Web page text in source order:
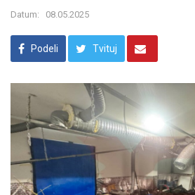
Datum: 08.05.2025
Podeli Tvituj